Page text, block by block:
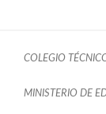
COLEGIO
MINISTERIO DE